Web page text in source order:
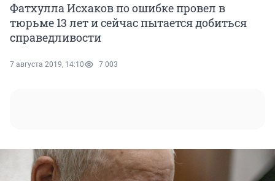
Фатхулла Исхаков по ошибке провел в
тюрьме 13 лет и сейчас пытается добиться
справедливости
7 августа 2019, 14:10 7 003